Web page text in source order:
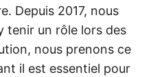
Depuis 2017, nous
tenir un rôle lors des
nous prenons ce
il est essentiel pour